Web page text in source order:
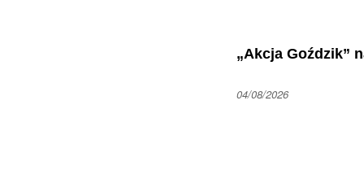
„Akcja Goździk”
04/08/2026